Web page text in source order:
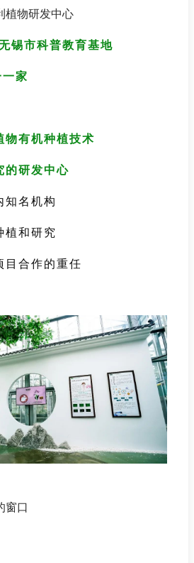
植物研发中心
锡市科普教育基地
家
物有机种植技术
的研发中心
知名机构
植和研究
目合作的重任
窗口